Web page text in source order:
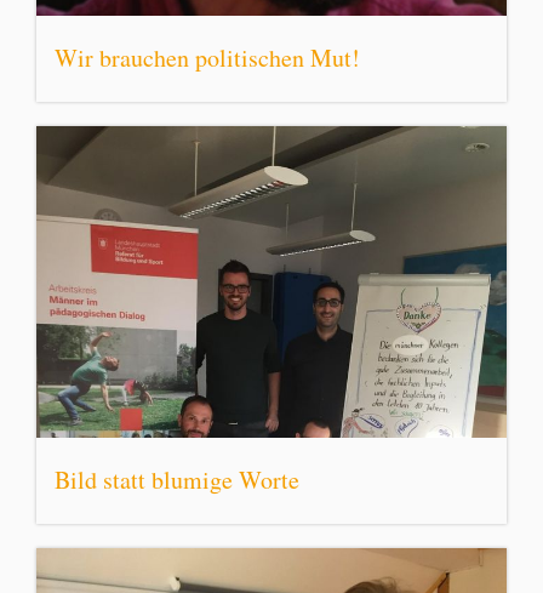
Wir brauchen politischen Mut!
Bild statt blumige Worte